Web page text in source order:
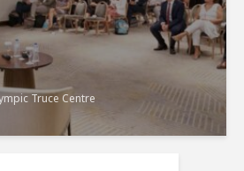
Truce Centre